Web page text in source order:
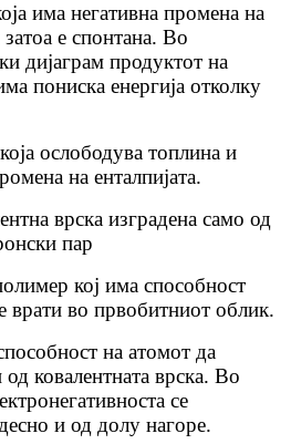
има негативна промена на
е спонтана. Во
дијаграм продуктот на
пониска енергија отколку
ослободува топлина и
на енталпијата.
врска изградена само од
пар
кој има способност
врати во првобитниот облик.
на атомот да
ковалентната врска. Во
се
и од долу нагоре.